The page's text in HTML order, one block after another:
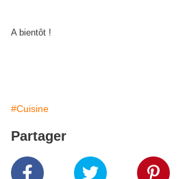
A bientôt !
#Cuisine
Partager